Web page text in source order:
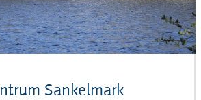
Sankelmark